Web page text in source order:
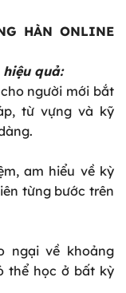
HÀN ONLINE
quả:
người mới bắt
từ vựng và kỹ
am hiểu về kỳ
từng bước trên
ngại về khoảng
thể học ở bất kỳ